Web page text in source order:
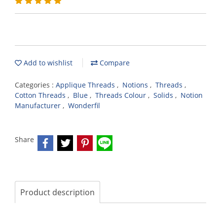
Add to wishlist Compare
Categories : Applique Threads , Notions , Threads ,
Cotton Threads , Blue , Threads Colour , Solids , Notion
Manufacturer , Wonderfil
Share
Product description